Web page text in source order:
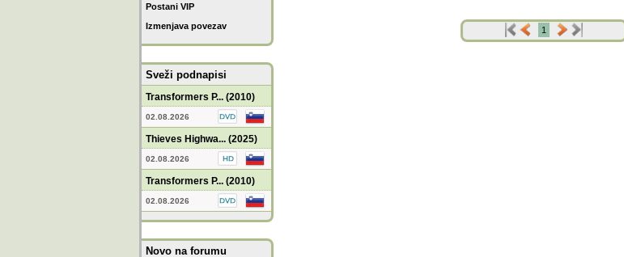
Postani VIP
Izmenjava povezav
Sveži podnapisi
Transformers P... (2010)
02.08.2026
Thieves Highwa... (2025)
02.08.2026
Transformers P... (2010)
02.08.2026
Novo na forumu
1